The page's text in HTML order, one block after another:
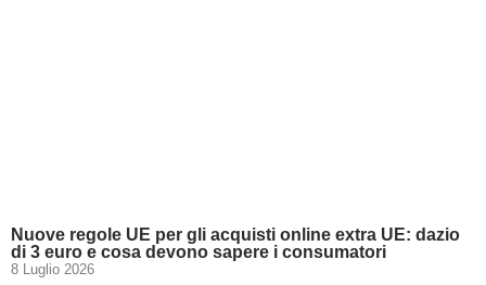
Nuove regole UE per gli acquisti online extra UE: dazio
di 3 euro e cosa devono sapere i consumatori
8 Luglio 2026